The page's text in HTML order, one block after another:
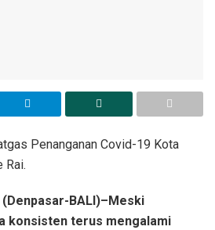
Penanganan Covid-19 Kota
Rai.
BALI)–Meski
konsisten terus mengalami